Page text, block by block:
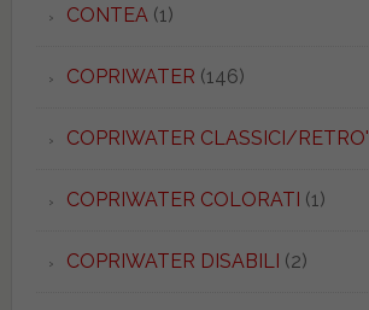
CONTEA(1)
COPRIWATER (146)
COPRIWATER CLASSICI/RETRO'
COPRIWATER COLORATI (1)
COPRIWATER DISABILI (2)